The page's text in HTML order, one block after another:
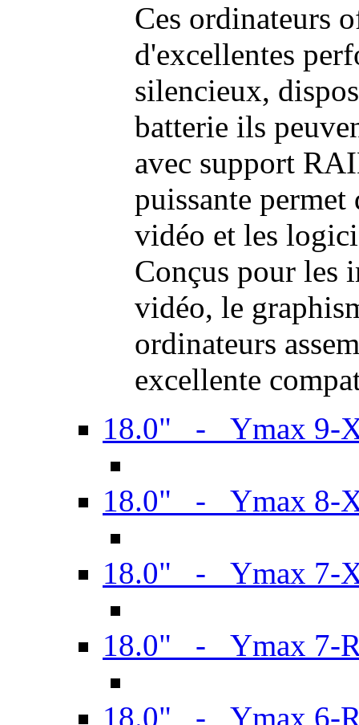
Ces ordinateurs
d'excellentes
silencieux,
batterie ils
avec support
puissante permet
vidéo et les
Conçus pour les
vidéo, le
ordinateurs
excellente
18.0" - Ymax 9-
18.0" - Ymax 8-
18.0" - Ymax 7-
18.0" - Ymax 7-
18.0" - Ymax 6-